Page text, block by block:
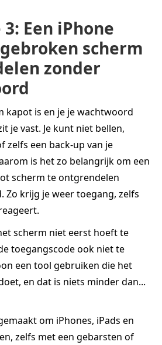
Een iPhone
scherm
zonder
kapot is en je je wachtwoord
je vast. Je kunt niet bellen,
zelfs een back-up van je
is het zo belangrijk om een
scherm te ontgrendelen
Zo krijg je weer toegang, zelfs
scherm niet eerst hoeft te
toegangscode ook niet te
een tool gebruiken die het
en dat is niets minder dan...
om iPhones, iPads en
zelfs met een gebarsten of